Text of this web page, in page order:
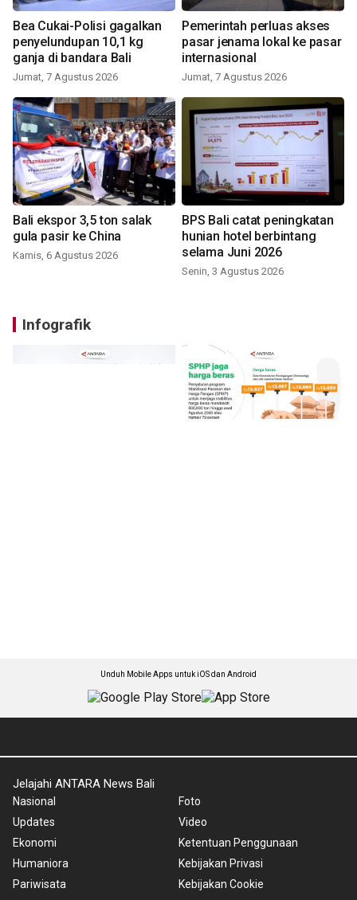
Bea Cukai-Polisi gagalkan
penyelundupan 10,1 kg
ganja di bandara Bali
Jumat, 7 Agustus 2026
Pemerintah perluas akses
pasar jenama lokal ke pasar
internasional
Jumat, 7 Agustus 2026
Bali ekspor 3,5 ton salak
gula pasir ke China
Kamis, 6 Agustus 2026
BPS Bali catat peningkatan
hunian hotel berbintang
selama Juni 2026
Senin, 3 Agustus 2026
Infografik
Unduh Mobile Apps untuk iOS dan Android
Jelajahi ANTARA News Bali
Nasional
Updates
Ekonomi
Humaniora
Pariwisata
Foto
Video
Ketentuan Penggunaan
Kebijakan Privasi
Kebijakan Cookie